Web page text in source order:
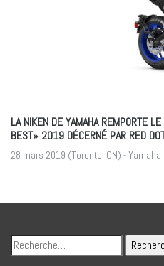
LA NIKEN DE YAMAHA REMPORTE
BEST» 2019 DÉCERNÉ PAR RED
28 mars 2019 (Toronto, ON) - Yamaha